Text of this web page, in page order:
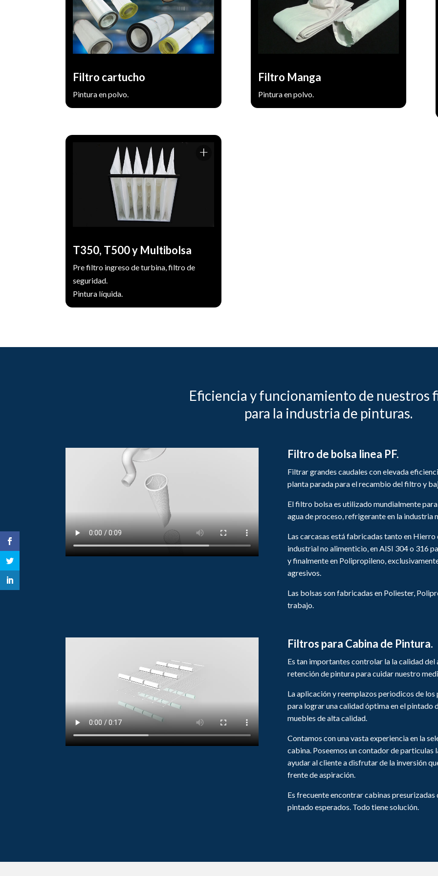
Filtro cartucho
Pintura en polvo.
Tapas cincadas, aluminio inyectado,
Poliuretano rígido o semi rigido.
Medidas standard, bajo plano o cálculo.
Desarrollos especiales para venta OEM a
Filtro Manga
Pintura en polvo.
Fabricadas en cualquier medida y tipo de
terminación. Tela de poliester punzonado
de 250 a 600 gr/m2.
T350, T500 y Multibolsa
Pre filtro ingreso de turbina, filtro de
seguridad.
Pintura líquida.
Manta para colocar en la entrada del
ventilador, proporcionando hasta un 92%
de retención de partículas. Estos mismos
elementos filtrantes son utilizados en la
extracción del aire como filtro de
medida del cliente. Marco de chapa
Eficiencia y funcionamiento de nuestros
para la industria de pinturas.
Filtro de bolsa linea PF.
Filtrar grandes caudales con elevada
planta parada para el recambio del filtro y
El filtro bolsa es utilizado mundialmente
agua de proceso, refrigerante en la industria
Las carcasas está fabricadas tanto en
industrial no alimenticio, en AISI 304 o 316
y finalmente en Polipropileno,
agresivos.
Las bolsas son fabricadas en Poliester,
trabajo.
Filtros para Cabina de Pintura.
Es tan importantes controlar la la calidad
retención de pintura para cuidar nuestro
La aplicación y reemplazos periodicos de
para lograr una calidad óptima en el pintado
muebles de alta calidad.
Contamos con una vasta experiencia en la
cabina. Poseemos un contador de
ayudar al cliente a disfrutar de la inversión
frente de aspiración.
Es frecuente encontrar cabinas
pintado esperados. Todo tiene solución.